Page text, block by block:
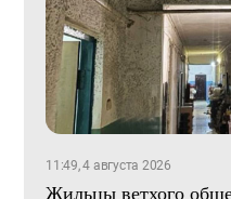
11:49, 4 августа 2026
Жильцы ветхого